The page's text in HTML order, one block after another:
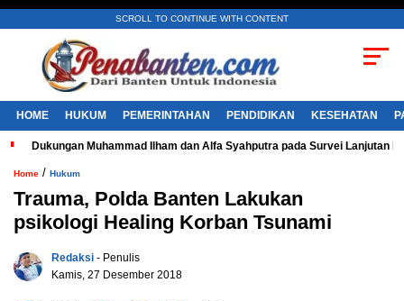
SCROLL TO CONTINUE WITH CONTENT
HOME HUKUM PEMERINTAHAN PENDIDIKAN KESEHATAN
Dukungan Muhammad Ilham dan Alfa Syahputra pada Survei Lanjutan
Home / Hukum
Trauma, Polda Banten Lakukan
psikologi Healing Korban Tsunami
Redaksi - Penulis
Kamis, 27 Desember 2018